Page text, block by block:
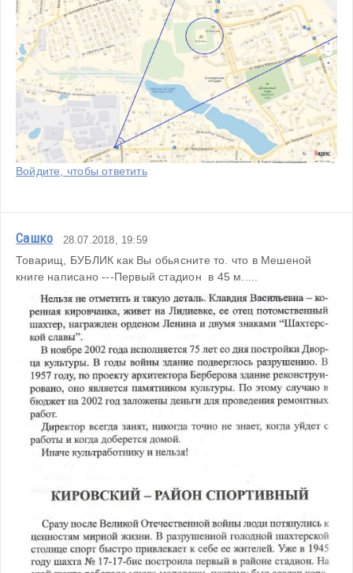
Войдите, чтобы ответить
Сашко 28.07.2018, 19:59
Товарищ, БУБЛИК как Вы обьясните то. что в Мешеной
книге написано ---Первый стадион  в 45 м.....